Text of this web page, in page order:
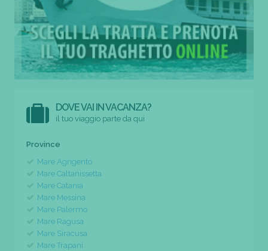
DOVE VAI IN VACANZA?
il tuo viaggio parte da qui
Province
Mare Agrigento
Mare Caltanissetta
Mare Catania
Mare Messina
Mare Palermo
Mare Ragusa
Mare Siracusa
Mare Trapani